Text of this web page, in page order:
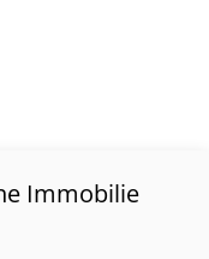
Immobilie